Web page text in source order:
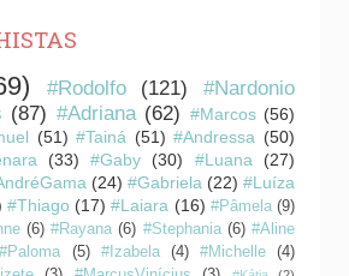
#Rodolfo (121)
#Nardonio
(87) #Adriana (62) #Marcos (56)
(51) #Tainá (51) #Andressa (50)
(33) #Gaby (30) #Luana
(27)
(24) #Gabriela (22) #Luíza
#Thiago (17) #Laiara (16) #Pâmela (9)
(6) #Rayana (6) #Stephania (6) #Aline
#Paloma (5) #Izabela (4) #Michelle
(4)